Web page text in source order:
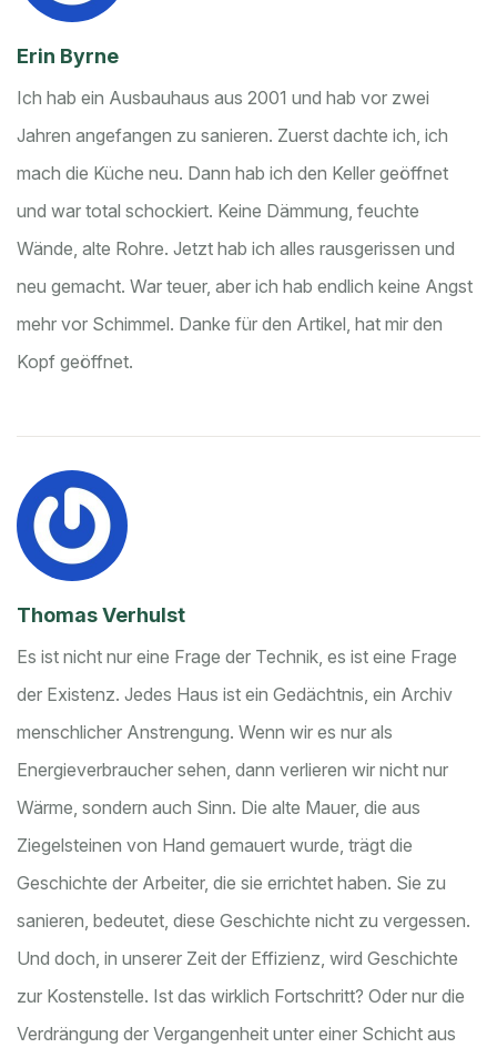
Erin Byrne
Ich hab ein Ausbauhaus aus 2001 und hab vor zwei
Jahren angefangen zu sanieren. Zuerst dachte ich, ich
mach die Küche neu. Dann hab ich den Keller geöffnet
und war total schockiert. Keine Dämmung, feuchte
Wände, alte Rohre. Jetzt hab ich alles rausgerissen und
neu gemacht. War teuer, aber ich hab endlich keine Angst
mehr vor Schimmel. Danke für den Artikel, hat mir den
Kopf geöffnet.
Thomas Verhulst
Es ist nicht nur eine Frage der Technik, es ist eine Frage
der Existenz. Jedes Haus ist ein Gedächtnis, ein Archiv
menschlicher Anstrengung. Wenn wir es nur als
Energieverbraucher sehen, dann verlieren wir nicht nur
Wärme, sondern auch Sinn. Die alte Mauer, die aus
Ziegelsteinen von Hand gemauert wurde, trägt die
Geschichte der Arbeiter, die sie errichtet haben. Sie zu
sanieren, bedeutet, diese Geschichte nicht zu vergessen.
Und doch, in unserer Zeit der Effizienz, wird Geschichte
zur Kostenstelle. Ist das wirklich Fortschritt? Oder nur die
Verdrängung der Vergangenheit unter einer Schicht aus